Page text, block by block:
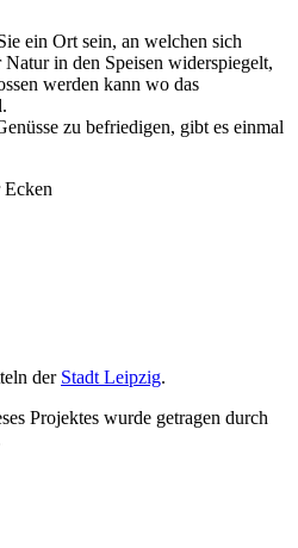
ein Ort sein, an welchen sich
in den Speisen widerspiegelt,
werden kann wo das
zu befriedigen, gibt es einmal
der Stadt Leipzig.
Projektes wurde getragen durch